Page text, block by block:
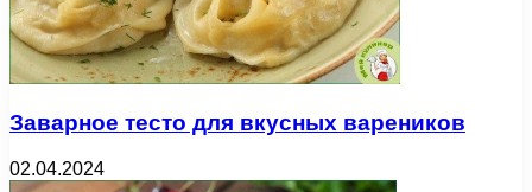
Заварное тесто для вкусных вареников
02.04.2024